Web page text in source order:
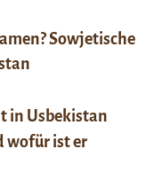
Sowjetische
in Usbekistan
wofür ist er